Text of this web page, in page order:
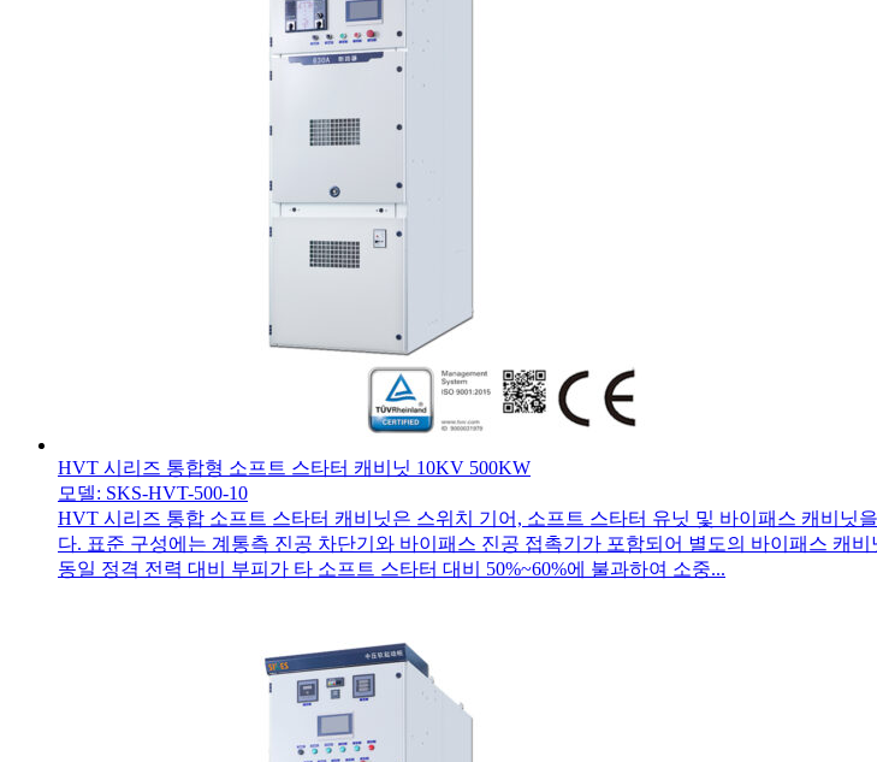
HVT 시리즈 통합형 소프트 스타터 캐비닛 10KV 500KW
모델: SKS-HVT-500-10
HVT 시리즈 통합 소프트 스타터 캐비닛은 스위치 기어, 소프트 스타터 유닛 및 바이패스 캐비닛
다. 표준 구성에는 계통측 진공 차단기와 바이패스 진공 접촉기가 포함되어 별도의 바이패스 캐
동일 정격 전력 대비 부피가 타 소프트 스타터 대비 50%~60%에 불과하여 소중...